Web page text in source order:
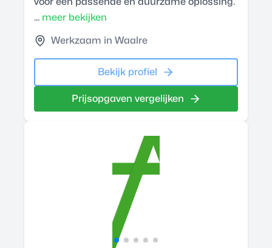
... meer bekijken
Werkzaam in Waalre
Bekijk profiel
Prijsopgaven vergelijken